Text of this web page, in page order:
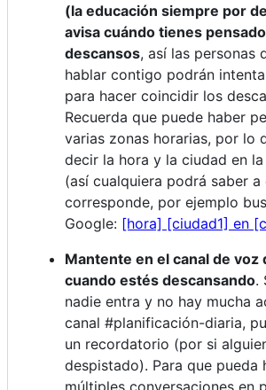
(la educación siempre por
avisa cuándo tienes
descansos, así las personas
hablar contigo podrán
para hacer coincidir los
Recuerda que puede haber
varias zonas horarias, por lo
decir la hora y la ciudad en
(así cualquiera podrá saber
corresponde, por ejemplo
Google: [hora] [ciudad1] en
Mantente en el canal de voz
cuando estés descansando.
nadie entra y no hay mucha
canal #planificación-diaria,
un recordatorio (por si
despistado). Para que pueda
múltiples conversaciones en